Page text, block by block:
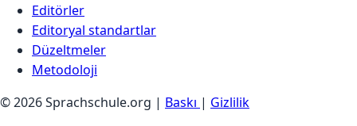
Editörler
Editoryal standartlar
Düzeltmeler
Metodoloji
© 2026 Sprachschule.org | Baskı | Gizlilik